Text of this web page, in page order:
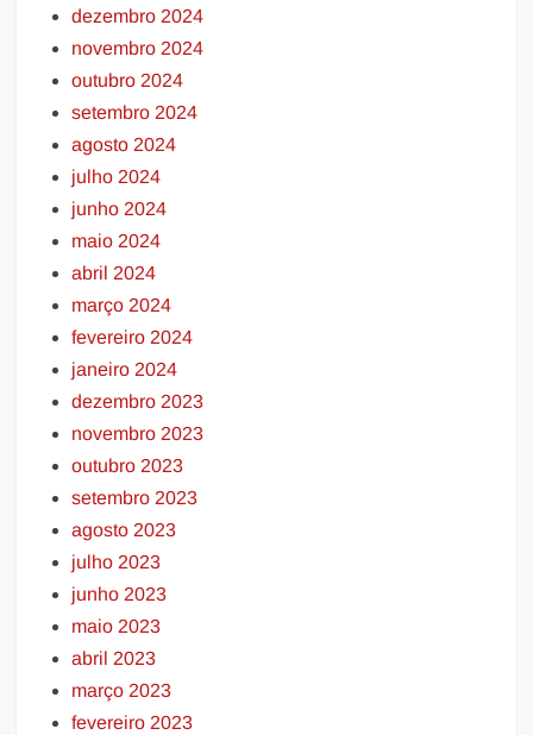
dezembro 2024
novembro 2024
outubro 2024
setembro 2024
agosto 2024
julho 2024
junho 2024
maio 2024
abril 2024
março 2024
fevereiro 2024
janeiro 2024
dezembro 2023
novembro 2023
outubro 2023
setembro 2023
agosto 2023
julho 2023
junho 2023
maio 2023
abril 2023
março 2023
fevereiro 2023